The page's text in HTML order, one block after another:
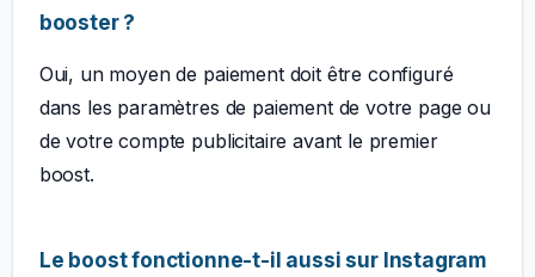
booster ?
Oui, un moyen de paiement doit être configuré
dans les paramètres de paiement de votre page ou
de votre compte publicitaire avant le premier
boost.
Le boost fonctionne-t-il aussi sur Instagram